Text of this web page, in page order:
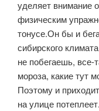
уделяет внимание
физическим
тонусе.Он бы и
сибирского
не побегаешь, все-
мороза, какие тут
Поэтому и
на улице